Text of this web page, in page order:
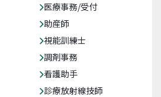
医療事務/受付
助産師
視能訓練士
調剤事務
看護助手
診療放射線技師